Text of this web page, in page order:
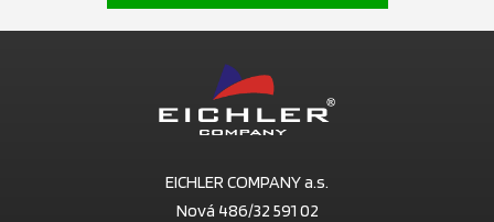
EICHLER COMPANY a.s.
Nová 486/32 591 02